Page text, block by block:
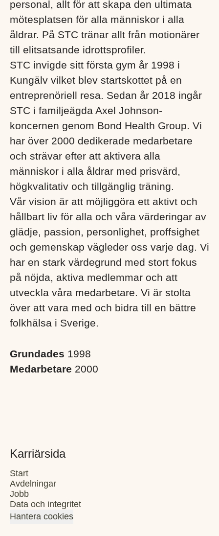
personal, allt för att skapa den ultimata
mötesplatsen för alla människor i alla
åldrar. På STC tränar allt från motionärer
till elitsatsande idrottsprofiler.
STC invigde sitt första gym år 1998 i
Kungälv vilket blev startskottet på en
entreprenöriell resa. Sedan år 2018 ingår
STC i familjeägda Axel Johnson-
koncernen genom Bond Health Group. Vi
har över 2000 dedikerade medarbetare
och strävar efter att aktivera alla
människor i alla åldrar med prisvärd,
högkvalitativ och tillgänglig träning.
Vår vision är att möjliggöra ett aktivt och
hållbart liv för alla och våra värderingar av
glädje, passion, personlighet, proffsighet
och gemenskap vägleder oss varje dag. Vi
har en stark värdegrund med stort fokus
på nöjda, aktiva medlemmar och att
utveckla våra medarbetare. Vi är stolta
över att vara med och bidra till en bättre
folkhälsa i Sverige. ​
Grundades 1998
Medarbetare 2000
Karriärsida
Start
Avdelningar
Jobb
Data och integritet
Hantera cookies